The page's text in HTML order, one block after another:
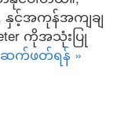
င့်အကုန်အကျချ
ကိုအသုံးပြု
ဆက်ဖတ်ရန် »